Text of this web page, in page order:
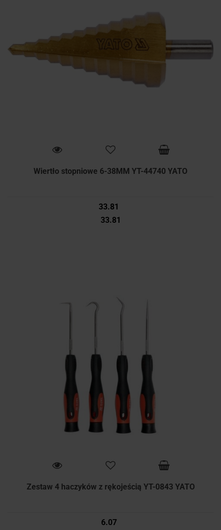
Wiertło stopniowe 6-38MM YT-44740 YATO
33.81
33.81
Zestaw 4 haczyków z rękojeścią YT-0843 YATO
6.07